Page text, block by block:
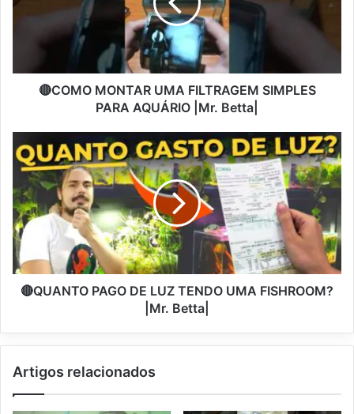
🔴COMO MONTAR UMA FILTRAGEM SIMPLES
PARA AQUÁRIO |Mr. Betta|
🔴QUANTO PAGO DE LUZ TENDO UMA FISHROOM?
|Mr. Betta|
Artigos relacionados